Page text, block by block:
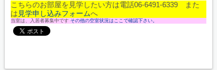
こちらのお部屋を見学したい方は電話06-6491-6339 また
は 見学申し込みフォームへ
当室は、入居者募集中です その他の空室状況はここで確認下さい。